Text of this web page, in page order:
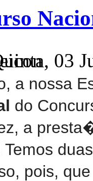
03
a nossa
do
a
Temos
pois,